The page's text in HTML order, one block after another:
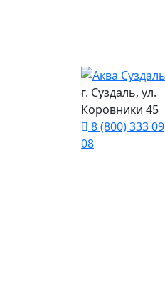
г. Суздаль, ул.
Коровники 45
8 (800) 333 09
08